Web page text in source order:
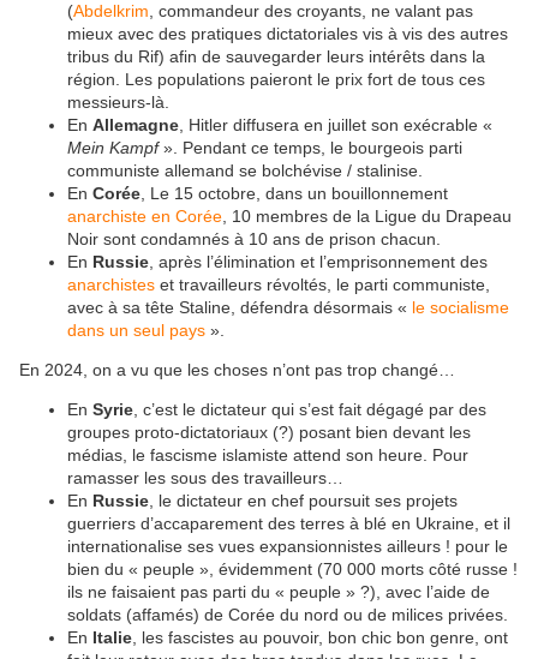
(Abdelkrim , commandeur des croyants, ne valant pas
mieux avec des pratiques dictatoriales vis à vis des autres
tribus du Rif) afin de sauvegarder leurs intérêts dans la
région. Les populations paieront le prix fort de tous ces
messieurs-là.
En Allemagne , Hitler diffusera en juillet son exécrable «
Mein Kampf». Pendant ce temps, le bourgeois parti
communiste allemand se bolchévise / stalinise.
En Corée , Le 15 octobre, dans un bouillonnement
anarchiste en Corée , 10 membres de la Ligue du Drapeau
Noir sont condamnés à 10 ans de prison chacun.
En Russie , après l’élimination et l’emprisonnement des
anarchistes et travailleurs révoltés, le parti communiste,
avec à sa tête Staline, défendra désormais « le socialisme
dans un seul pays ».
En 2024, on a vu que les choses n’ont pas trop changé…
En Syrie , c’est le dictateur qui s’est fait dégagé par des
groupes proto-dictatoriaux (?) posant bien devant les
médias, le fascisme islamiste attend son heure. Pour
ramasser les sous des travailleurs…
En Russie , le dictateur en chef poursuit ses projets
guerriers d’accaparement des terres à blé en Ukraine, et il
internationalise ses vues expansionnistes ailleurs ! pour le
bien du « peuple », évidemment (70 000 morts côté russe !
ils ne faisaient pas parti du « peuple » ?), avec l’aide de
soldats (affamés) de Corée du nord ou de milices privées.
En Italie , les fascistes au pouvoir, bon chic bon genre, ont